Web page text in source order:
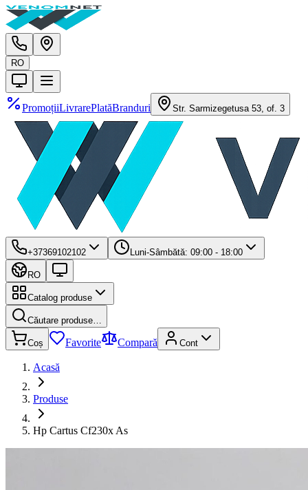
RO
PromoțiiLivrarePlatăBranduri Str. Sarmizegetusa 53, of. 3
+37369102102 Luni-Sâmbătă: 09:00 - 18:00
RO
Catalog produse
Căutare produse…
Coș Favorite Compară Cont
Acasă
Produse
Hp Cartus Cf230x As